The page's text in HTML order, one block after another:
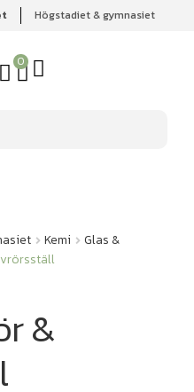
Högstadiet & gymnasiet
0
Kemi
Glas & porslin
Kemi
Glas &
&